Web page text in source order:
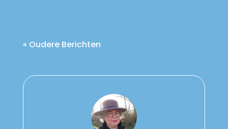
« Oudere Berichten